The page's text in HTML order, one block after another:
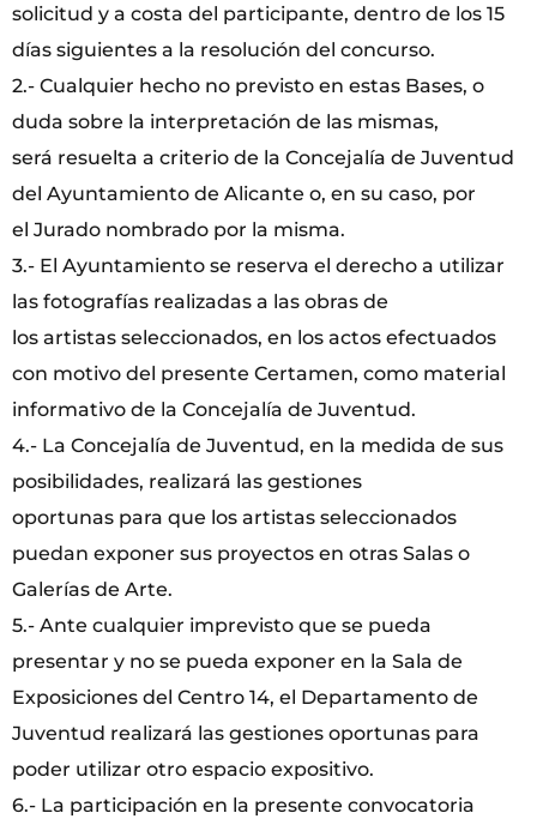
solicitud y a costa del participante, dentro de los 15
días siguientes a la resolución del concurso.
2.- Cualquier hecho no previsto en estas Bases, o
duda sobre la interpretación de las mismas,
será resuelta a criterio de la Concejalía de Juventud
del Ayuntamiento de Alicante o, en su caso, por
el Jurado nombrado por la misma.
3.- El Ayuntamiento se reserva el derecho a utilizar
las fotografías realizadas a las obras de
los artistas seleccionados, en los actos efectuados
con motivo del presente Certamen, como material
informativo de la Concejalía de Juventud.
4.- La Concejalía de Juventud, en la medida de sus
posibilidades, realizará las gestiones
oportunas para que los artistas seleccionados
puedan exponer sus proyectos en otras Salas o
Galerías de Arte.
5.- Ante cualquier imprevisto que se pueda
presentar y no se pueda exponer en la Sala de
Exposiciones del Centro 14, el Departamento de
Juventud realizará las gestiones oportunas para
poder utilizar otro espacio expositivo.
6.- La participación en la presente convocatoria